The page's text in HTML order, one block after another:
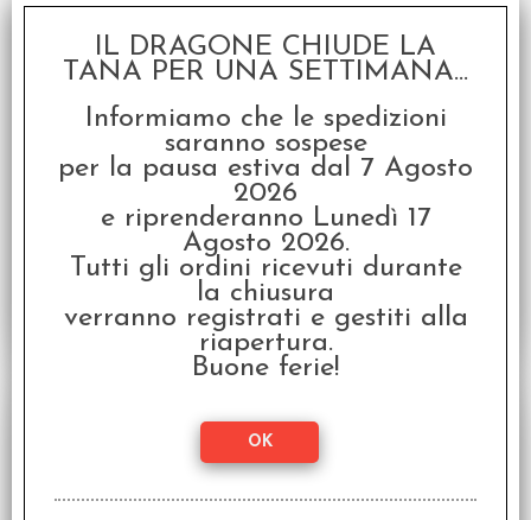
Pendragon - The Life of Sir Aglovale de Galis
Romanzo in inglese della saga Arturiana
Pendragon
Disponibilità: DISPONIBILE
Prezzo:€ 15,00 €12,00
IL DRAGONE CHIUDE LA
TANA PER UNA SETTIMANA...
Informiamo che le spedizioni
saranno sospese
per la pausa estiva dal 7 Agosto
2026
e riprenderanno Lunedì 17
Agosto 2026.
Tutti gli ordini ricevuti durante
la chiusura
verranno registrati e gestiti alla
riapertura.
Buone ferie!